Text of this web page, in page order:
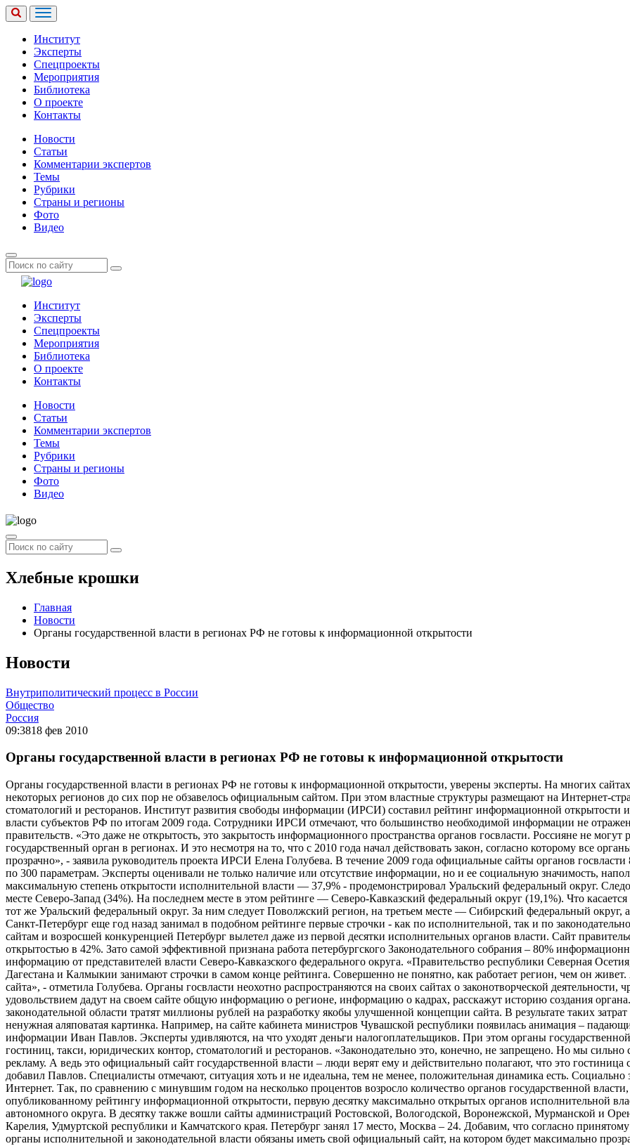
Институт
Эксперты
Спецпроекты
Мероприятия
Библиотека
О проекте
Контакты
Новости
Статьи
Комментарии экспертов
Темы
Рубрики
Страны и регионы
Фото
Видео
Институт
Эксперты
Спецпроекты
Мероприятия
Библиотека
О проекте
Контакты
Новости
Статьи
Комментарии экспертов
Темы
Рубрики
Страны и регионы
Фото
Видео
Хлебные крошки
Главная
Новости
Органы государственной власти в регионах РФ не готовы к информационной открытости
Новости
Внутриполитический процесс в России
Общество
Россия
09:3818 фев 2010
Органы государственной власти в регионах РФ не готовы к информационной открытости
Органы государственной власти в регионах РФ не готовы к информационной открытости, уверены эксперты. На многих
некоторых регионов до сих пор не обзавелось официальным сайтом. При этом властные структуры размещают на Интернет-
стоматологий и ресторанов. Институт развития свободы информации (ИРСИ) составил рейтинг информационной открытости
власти субъектов РФ по итогам 2009 года. Сотрудники ИРСИ отмечают, что большинство необходимой информации не
правительств. «Это даже не открытость, это закрытость информационного пространства органов госвласти. Россияне не могут
государственный орган в регионах. И это несмотря на то, что с 2010 года начал действовать закон, согласно которому все
прозрачно», - заявила руководитель проекта ИРСИ Елена Голубева. В течение 2009 года официальные сайты органов
по 300 параметрам. Эксперты оценивали не только наличие или отсутствие информации, но и ее социальную значимость,
максимальную степень открытости исполнительной власти — 37,9% - продемонстрировал Уральский федеральный округ.
месте Северо-Запад (34%). На последнем месте в этом рейтинге — Северо-Кавказский федеральный округ (19,1%). Что касается
тот же Уральский федеральный округ. За ним следует Поволжский регион, на третьем месте — Сибирский федеральный
Санкт-Петербург еще год назад занимал в подобном рейтинге первые строчки - как по исполнительной, так и по
сайтам и возросшей конкуренцией Петербург вылетел даже из первой десятки исполнительных органов власти. Сайт
открытостью в 42%. Зато самой эффективной признана работа петербургского Законодательного собрания – 80%
информацию от представителей власти Северо-Кавказского федерального округа. «Правительство республики Северная
Дагестана и Калмыкии занимают строчки в самом конце рейтинга. Совершенно не понятно, как работает регион, чем он
сайта», - отметила Голубева. Органы госвласти неохотно распространяются на своих сайтах о законотворческой
удовольствием дадут на своем сайте общую информацию о регионе, информацию о кадрах, расскажут историю создания
законодательной области тратят миллионы рублей на разработку якобы улучшенной концепции сайта. В результате таких
ненужная аляповатая картинка. Например, на сайте кабинета министров Чувашской республики появилась анимация –
информации Иван Павлов. Эксперты удивляются, на что уходят деньги налогоплательщиков. При этом органы
гостиниц, такси, юридических контор, стоматологий и ресторанов. «Законодательно это, конечно, не запрещено. Но мы
рекламу. А ведь это официальный сайт государственной власти – люди верят ему и действительно полагают, что это гостиница
добавил Павлов. Специалисты отмечают, ситуация хоть и не идеальна, тем не менее, положительная динамика есть.
Интернет. Так, по сравнению с минувшим годом на несколько процентов возросло количество органов государственной
опубликованному рейтингу информационной открытости, первую десятку максимально открытых органов исполнительной
автономного округа. В десятку также вошли сайты администраций Ростовской, Вологодской, Воронежской, Мурманской и
Карелия, Удмуртской республики и Камчатского края. Петербург занял 17 место, Москва – 24. Добавим, что согласно
органы исполнительной и законодательной власти обязаны иметь свой официальный сайт, на котором будет максимально